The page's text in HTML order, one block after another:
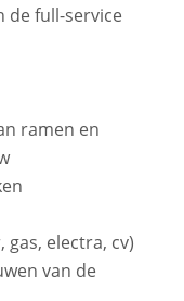
de full-service
ramen en
gas, electra, cv)
van de